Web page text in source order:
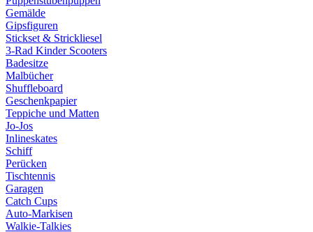
Gemälde
Gipsfiguren
Stickset & Strickliesel
3-Rad Kinder Scooters
Badesitze
Malbücher
Shuffleboard
Geschenkpapier
Teppiche und Matten
Jo-Jos
Inlineskates
Schiff
Perücken
Tischtennis
Garagen
Catch Cups
Auto-Markisen
Walkie-Talkies